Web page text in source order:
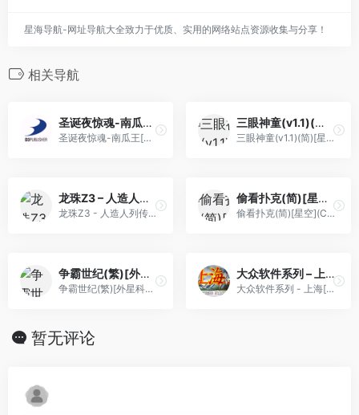
星海导航-网址导航大全致力于优质、实用的网络站点资源收集与分享！
相关导航
圣诞夜惊魂-南瓜王[Crossztc](像素)[简](JP)(64Mb)
圣诞夜惊魂-南瓜王[Crossztc](像素)[简](JP)(64Mb)
三眼神童(v1.1)(简)[星空](JP)[ACT](2.12Mb)
三眼神童(v1.1)(简)[星空](JP)[ACT](2.12Mb)
龙珠Z3 – 人造人列传(简)[外星科技](JP)[RPG](6Mb)
龙珠Z3 - 人造人列传(简)[外星科技](JP)[RPG](6Mb)
偷看扑克(简)[星空](CN)[TAB](0.75Mb)
偷看扑克(简)[星空](CN)[TAB](0.75Mb)
争霸世纪(繁)[外星科技](CN)[SLG](4Mb)
争霸世纪(繁)[外星科技](CN)[SLG](4Mb)
大众软件系列 – 上海[PGCG](简)(JP)(32Mb)
大众软件系列 - 上海[PGCG](简)(JP)(32Mb)
暂无评论